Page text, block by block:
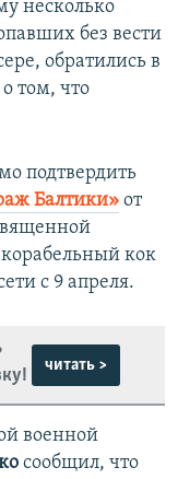
несколько
без вести
обратились в
том, что
подтвердить
Балтики» от
кок
с 9 апреля.
читать >
военной
сообщил, что